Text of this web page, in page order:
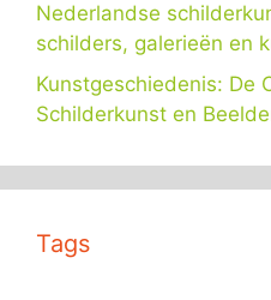
Nederlandse
schilders, galerieën en
Kunstgeschiedenis: De
Schilderkunst en
Tags